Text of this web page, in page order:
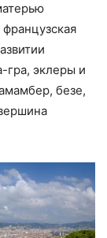
гра, эклеры и
безе,